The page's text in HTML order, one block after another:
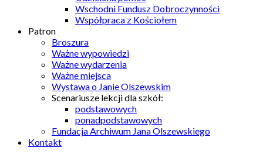
Wschodni Fundusz Dobroczynności
Współpraca z Kościołem
Patron
Broszura
Ważne wypowiedzi
Ważne wydarzenia
Ważne miejsca
Wystawa o Janie Olszewskim
Scenariusze lekcji dla szkół:
podstawowych
ponadpodstawowych
Fundacja Archiwum Jana Olszewskiego
Kontakt